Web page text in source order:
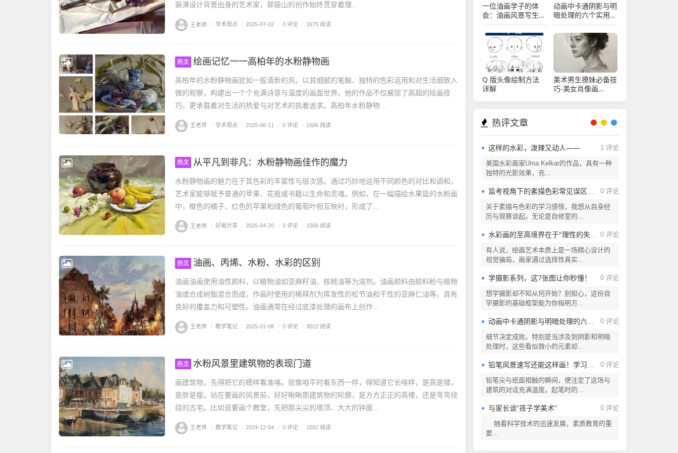
装潢设计背景出身的艺术家，郭振山的创作始终贯穿着‌理...
王老师 / 学术观点 / 2025-07-02 / 0 评论 / 1675 阅读
热文 绘画记忆一一高柏年的水粉静物画
高柏年的水粉静物画犹如一股清新的风，以其细腻的笔触、独特的色彩运用和对生活细致入
微的观察，构建出一个个充满诗意与温度的画面世界。他的作品不仅展现了高超的绘画技
巧，更承载着对生活的热爱与对艺术的执着追求。高柏年水粉静物...
王老师 / 学术观点 / 2025-06-11 / 0 评论 / 1606 阅读
热文 从平凡到非凡：水粉静物画佳作的魔力
水粉静物画的魅力在于其色彩的丰富性与层次感。通过巧妙地运用不同颜色的对比和调和，
艺术家能够赋予普通的苹果、花瓶或书籍以生命和灵魂。例如，在一幅描绘水果篮的水粉画
中，橙色的橘子、红色的苹果和绿色的葡萄叶相互映衬，形成了...
王老师 / 好画分享 / 2025-04-20 / 0 评论 / 1566 阅读
热文 油画、丙烯、水粉、水彩的区别
油画油画使用油性颜料，以植物油如亚麻籽油、核桃油等为溶剂。油画颜料由颜料粉与植物
油或合成树脂混合而成，作画时使用的稀释剂为挥发性的松节油和干性的亚麻仁油等。具有
良好的覆盖力和可塑性。油画通常在经过底漆处理的画布上创作...
王老师 / 教学笔记 / 2025-01-08 / 0 评论 / 3022 阅读
热文 水粉风景里建筑物的表现门道
画建筑物，先得把它的模样看准咯。就像咱平时看东西一样，得知道它长啥样，是高是矮，
是胖是瘦。站在要画的风景前，好好瞅瞅那建筑物的轮廓，是方方正正的高楼，还是弯弯绕
绕的古宅。比如说要画个教堂，先把那尖尖的塔顶、大大的钟面...
王老师 / 教学笔记 / 2024-12-04 / 0 评论 / 1582 阅读
一位油画学子的体
会：油画风景写生心
得
动画中卡通阴影与明
暗处理的六个实用技
巧！
Q 版头像绘制方法
详解
美术男生撩妹必备技
巧-美女肖像画
热评文章
1 评论
这样的水彩，泼辣又动人——
美国水彩画家Uma Kelkar的作品，具有一种
独特的光影效果，充...
0 评论
监考视角下的素描色彩常见误区解析
关于素描与色彩的学习感悟，我想从自身经
历与观察谈起。无论是自修室的...
0 评论
水彩画的至高境界在于"理性的失控"
有人说，绘画艺术本质上是一场精心设计的
视觉骗局，画家通过选择性真实...
0 评论
学摄影系列，这7张图让你秒懂！
想学摄影却不知从何开始？别担心，这份自
学摄影的基础框架能为你指明方...
0 评论
动画中卡通阴影与明暗处理的六个实用技巧！
细节决定成败。特别是当涉及到阴影和明暗
处理时，这些看似微小的元素却...
0 评论
铅笔风景速写还能这样画！学习一下！
铅笔尖与纸面相触的瞬间，便注定了这场与
建筑的对话充满温度。起笔时的...
0 评论
与家长谈“孩子学美术”
随着科学技术的迅速发展，素质教育的重
要...